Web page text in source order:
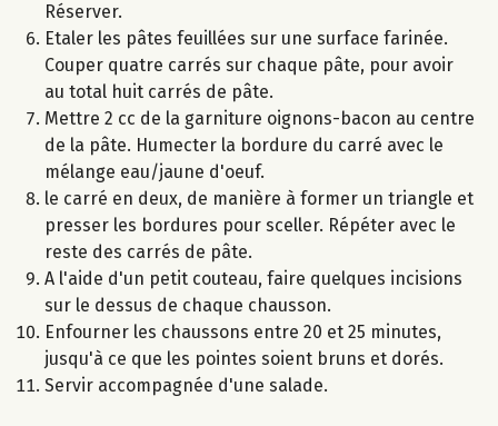
Réserver.
Etaler les pâtes feuillées sur une surface farinée.
Couper quatre carrés sur chaque pâte, pour avoir
au total huit carrés de pâte.
Mettre 2 cc de la garniture oignons-bacon au centre
de la pâte. Humecter la bordure du carré avec le
mélange eau/jaune d'oeuf.
le carré en deux, de manière à former un triangle et
presser les bordures pour sceller. Répéter avec le
reste des carrés de pâte.
A l'aide d'un petit couteau, faire quelques incisions
sur le dessus de chaque chausson.
Enfourner les chaussons entre 20 et 25 minutes,
jusqu'à ce que les pointes soient bruns et dorés.
Servir accompagnée d'une salade.